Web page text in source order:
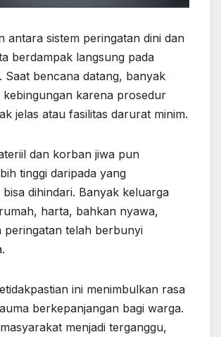
antara sistem peringatan dini dan
berdampak langsung pada
Saat bencana datang, banyak
kebingungan karena prosedur
jelas atau fasilitas darurat minim.
dan korban jiwa pun
tinggi daripada yang
dihindari. Banyak keluarga
harta, bahkan nyawa,
peringatan telah berbunyi
ini menimbulkan rasa
berkepanjangan bagi warga.
menjadi terganggu,